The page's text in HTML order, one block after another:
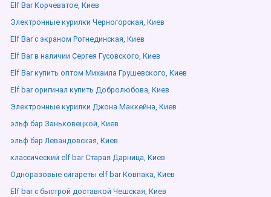
Elf Bar Корчеватое, Киев
Электронные курилки Черногорская, Киев
Elf Bar с экраном Рогнединская, Киев
Elf Bar в наличии Сергея Гусовского, Киев
Elf Bar купить оптом Михаила Грушевского, Киев
Elf bar оригинал купить Добролюбова, Киев
Электронные курилки Джона Маккейна, Киев
эльф бар Заньковецкой, Киев
эльф бар Левандовская, Киев
классический elf bar Старая Дарница, Киев
Одноразовые сигареты elf bar Ковпака, Киев
Elf bar с быстрой доставкой Чешская, Киев